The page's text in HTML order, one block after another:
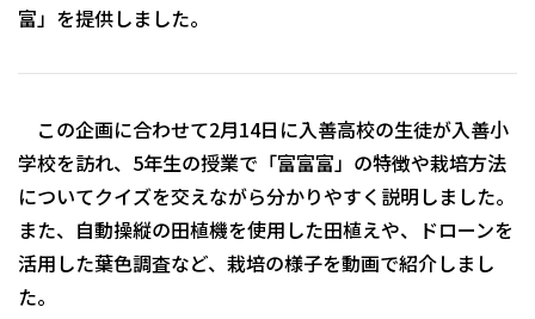
富」を提供しました。
この企画に合わせて2月14日に入善高校の生徒が入善小
学校を訪れ、5年生の授業で「富富富」の特徴や栽培方法
についてクイズを交えながら分かりやすく説明しました。
また、自動操縦の田植機を使用した田植えや、ドローンを
活用した葉色調査など、栽培の様子を動画で紹介しまし
た。